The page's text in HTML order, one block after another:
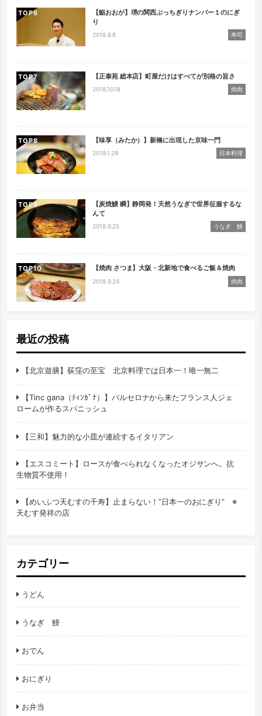
TOP
【鮨おおが】堺の関西ぶっちぎりナンバー１のにぎ
り
2019.8.8 寿司
TOP 【正泰苑 総本店】町屋だけはすべてが別格の旨さ
2018.10.18 焼肉
TOP 【味享（みたか）】新橋に出現した京味一門
2019.1.29 日本料理
TOP
【炭焼鰻 瞬】静岡発！天然うなぎで世界征服するな
んて
2018.9.25 うなぎ 鰻
TOP 【焼肉 さつま】大阪・北新地で食べるご飯＆焼肉
2018.9.24 焼肉
最近の投稿
【北京遊膳】荻窪の至宝 北京料理では日本一！唯一無二
【Tinc gana（ﾃｨﾝｶﾞﾅ）】バルセロナから来たフランス人ジェ
ロームが作るスパニッシュ
【三和】魅力的な小皿が連続するイタリアン
【エスコミート】ロースが食べられなくなったオジサンへ。抗
生物質不使用！
【めいふつ天むすの千寿】止まらない！”日本一のおにぎり” ※
天むす発祥の店
カテゴリー
うどん
うなぎ 鰻
おでん
おにぎり
お弁当